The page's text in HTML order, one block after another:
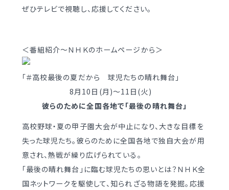
募集要項・
諸経費
日々の学習サイクル
年間行事カレンダー
インターネット出願
入学検査実施状況
諸経費
入試日程・手続き文書
高校オープンスクール
高校1日体験入部
ぜひテレビで視聴し、応援してください。
＜番組紹介～ＮＨＫのホームページから＞
「＃高校最後の夏だから 球児たちの晴れ舞台」
8月10日(月)～11日(火)
彼らのために全国各地で「最後の晴れ舞台」
高校野球・夏の甲子園大会が中止になり、大きな目標を
失った球児たち。彼らのために全国各地で独自大会が用
意され、熱戦が繰り広げられている。
「最後の晴れ舞台」に臨む球児たちの思いとは？ＮＨＫ全
国ネットワークを駆使して、知られざる物語を発掘。応援